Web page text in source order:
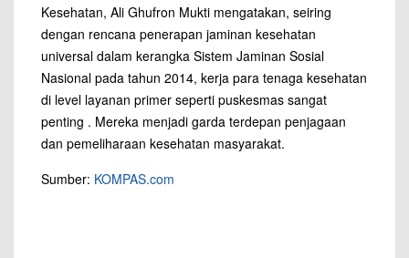
Kesehatan, Ali Ghufron Mukti mengatakan, seiring
dengan rencana penerapan jaminan kesehatan
universal dalam kerangka Sistem Jaminan Sosial
Nasional pada tahun 2014, kerja para tenaga kesehatan
di level layanan primer seperti puskesmas sangat
penting . Mereka menjadi garda terdepan penjagaan
dan pemeliharaan kesehatan masyarakat.
Sumber: KOMPAS.com